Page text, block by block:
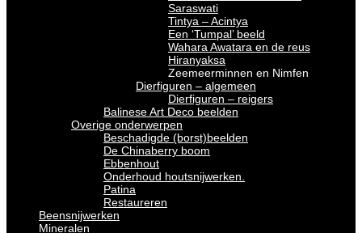
Saraswati
Tintya – Acintya
Een ‘Tumpal’ beeld
Wahara Awatara en de reus
Hiranyaksa
Zeemeerminnen en Nimfen
Dierfiguren – algemeen
Dierfiguren – reigers
Balinese Art Deco beelden
Overige onderwerpen
Beschadigde (borst)beelden
De Chinaberry boom
Ebbenhout
Onderhoud houtsnijwerken.
Patina
Restaureren
Beensnijwerken
Mineralen